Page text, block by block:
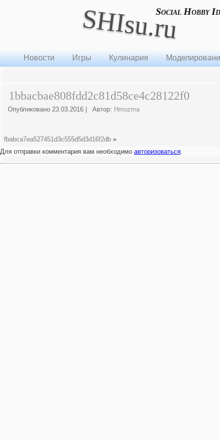
SHIsu.ruSocial Hobby
Новости Игры Кулинария
1bbacbae808fdd2c81d58ce4c28122f0
Опубликовано 23.03.2016 Автор: Hmozma
fbabca7ea527451d3c555d5d3d16f2db »
Для отправки комментария вам необходимо авторизоваться.